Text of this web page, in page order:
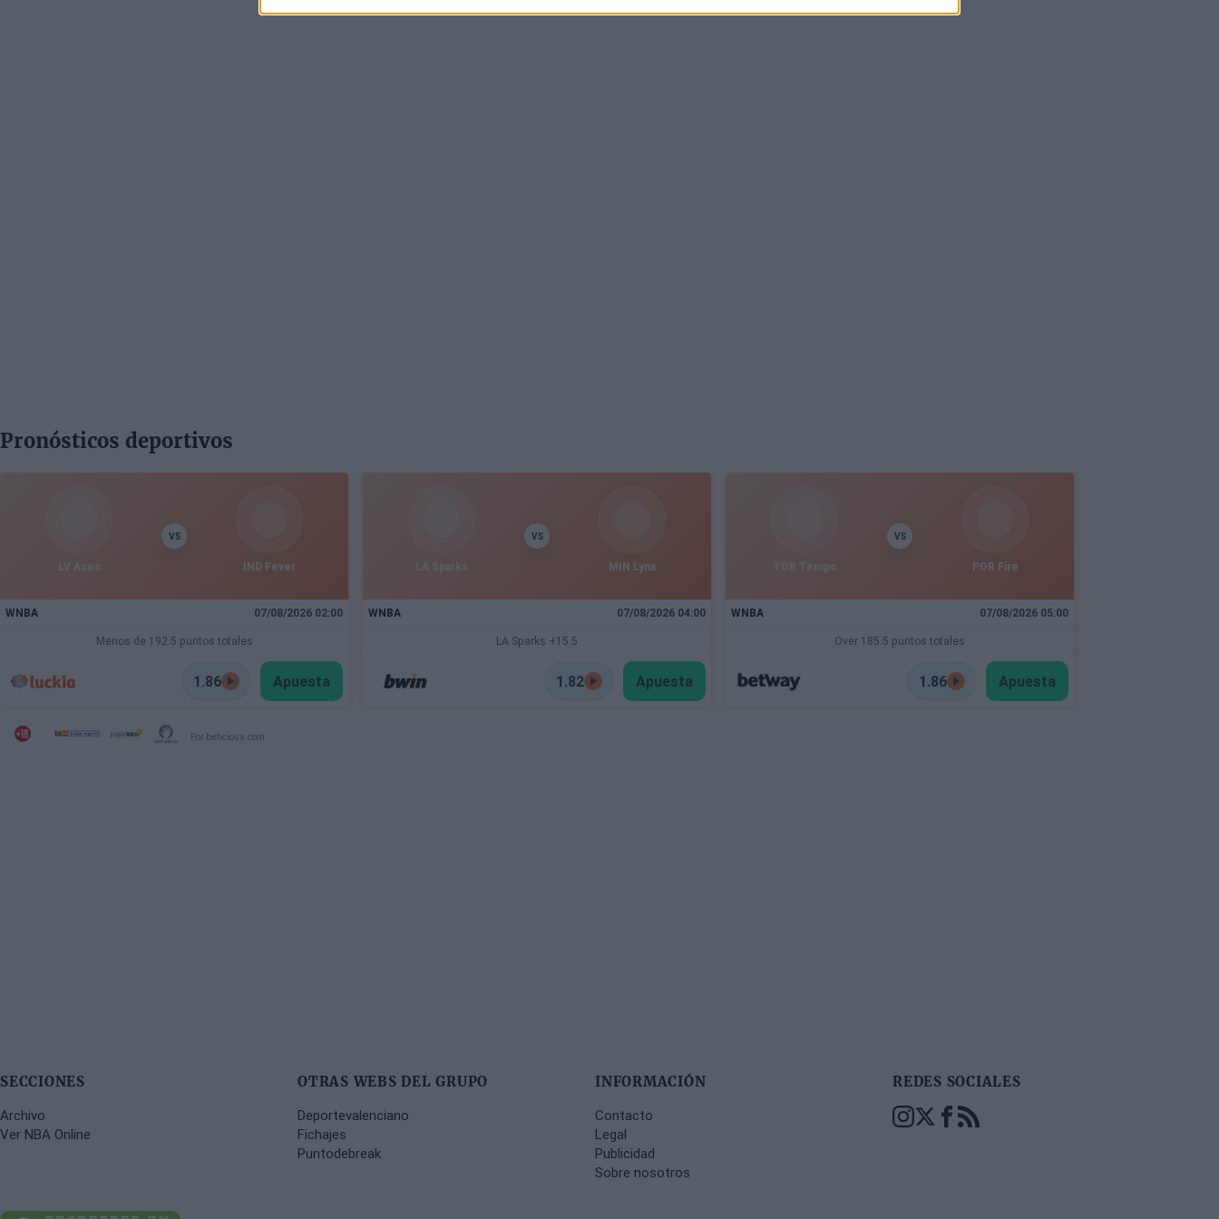
Pronósticos deportivos
LV Aces
VS
IND Fever
WNBA 07/08/2026 02:00
Menos de 192.5 puntos totales
1.86 Apuesta
LA Sparks
VS
MIN Lynx
WNBA 07/08/2026 04:00
LA Sparks +15.5
1.82 Apuesta
TOR Tempo
VS
POR Fire
WNBA 07/08/2026 05:00
Over 185.5 puntos totales
1.86 Apuesta
Por beticious.com
SECCIONES
Archivo
Ver NBA Online
OTRAS WEBS DEL GRUPO
Deportevalenciano
Fichajes
Puntodebreak
INFORMACIÓN
Contacto
Legal
Publicidad
Sobre nosotros
REDES SOCIALES